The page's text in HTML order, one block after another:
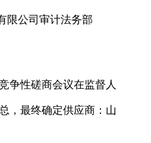
限公司审计法务部
争性磋商会议在监督人
，最终确定供应商：山